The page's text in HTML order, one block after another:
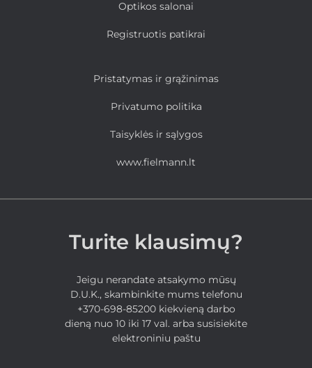
Optikos salonai
Registruotis patikrai
Pristatymas ir grąžinimas
Privatumo politika
Taisyklės ir sąlygos
www.fielmann.lt
Turite klausimų?
Jeigu nerandate atsakymo mūsų
D.U.K., skambinkite mums telefonu
+370-698-85200 kiekvieną darbo
dieną nuo 10 iki 17 val. arba susisiekite
elektroniniu paštu